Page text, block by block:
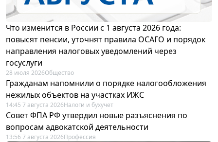
Что изменится в России с 1 августа 2026 года:
повысят пенсии, уточнят правила ОСАГО и порядок
направления налоговых уведомлений через
госуслуги
28 июля 2026Общество
Гражданам напомнили о порядке налогообложения
нежилых объектов на участках ИЖС
14:45 7 августа 2026Налоги и бухучет
Совет ФПА РФ утвердил новые разъяснения по
вопросам адвокатской деятельности
13:56 7 августа 2026Профессия